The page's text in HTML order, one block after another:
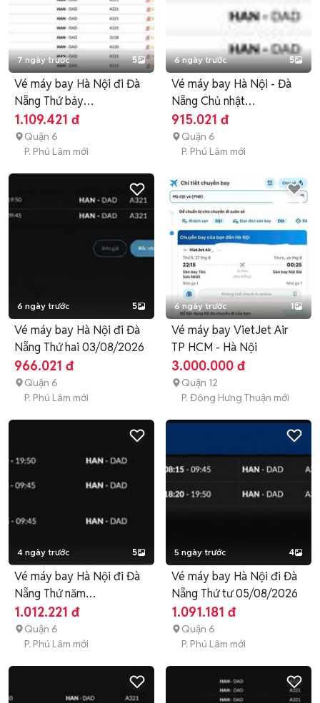
7 ngày trước 5
Vé máy bay Hà Nội đi Đà
Nẵng Thứ bảy
01/08/2026
1.109.421 đ
Quận 6
P. Phú Lâm mới
6 ngày trước 5
Vé máy bay Hà Nội - Đà
Nẵng Chủ nhật
02/08/2026
915.021 đ
Quận 6
P. Phú Lâm mới
6 ngày trước 5
Vé máy bay Hà Nội đi Đà
Nẵng Thứ hai 03/08/2026
966.021 đ
Quận 6
P. Phú Lâm mới
6 ngày trước 1
Vé máy bay VietJet Air
TP HCM - Hà Nội
3.000.000 đ
Quận 12
P. Đông Hưng Thuận mới
4 ngày trước 5
Vé máy bay Hà Nội đi Đà
Nẵng Thứ năm
06/08/2026
1.012.221 đ
Quận 6
P. Phú Lâm mới
5 ngày trước 4
Vé máy bay Hà Nội đi Đà
Nẵng Thứ tư 05/08/2026
1.091.181 đ
Quận 6
P. Phú Lâm mới